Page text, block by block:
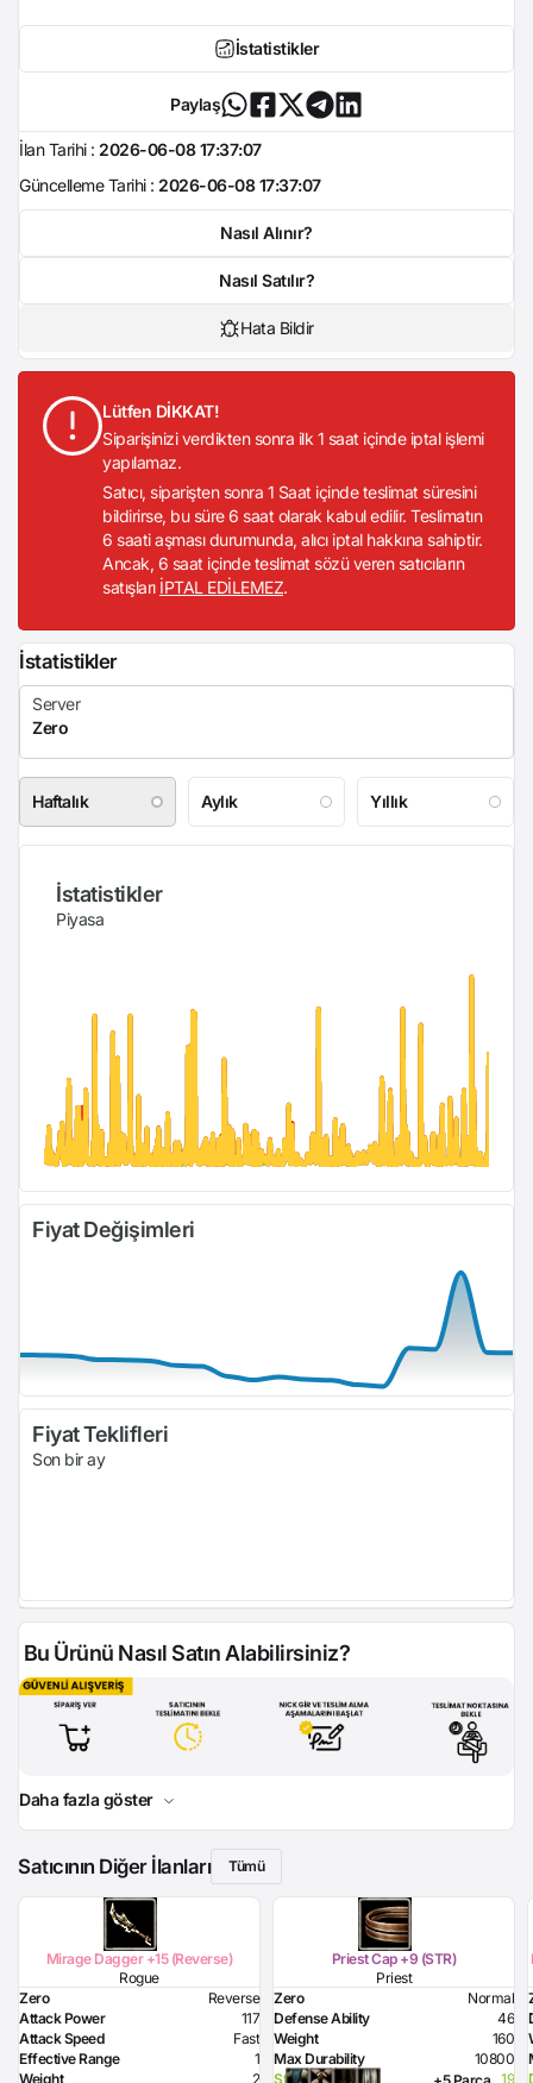
İstatistikler
Paylaş
İlan Tarihi : 2026-06-08 17:37:07
Güncelleme Tarihi : 2026-06-08 17:37:07
Nasıl Alınır?
Nasıl Satılır?
Hata Bildir
Lütfen DİKKAT!
Siparişinizi verdikten sonra ilk 1 saat içinde iptal işlemi
yapılamaz.
Satıcı, siparişten sonra 1 Saat içinde teslimat süresini
bildirirse, bu süre 6 saat olarak kabul edilir. Teslimatın
6 saati aşması durumunda, alıcı iptal hakkına sahiptir.
Ancak, 6 saat içinde teslimat sözü veren satıcıların
satışları İPTAL EDİLEMEZ.
İstatistikler
Haftalık Aylık Yıllık
İstatistikler
Piyasa
Fiyat Değişimleri
Fiyat Teklifleri
Son bir ay
Bu Ürünü Nasıl Satın Alabilirsiniz?
Daha fazla göster
Satıcının Diğer İlanları Tümü
Mirage Dagger +15 (Reverse)
Rogue
Zero
Reverse
Attack Power
117
Attack Speed
Fast
Effective Range
1
Weight
2
Priest Cap +9 (STR)
Priest
Zero
Normal
Defense Ability
46
Weight
160
Max Durability
10800
Strength Bonus
19